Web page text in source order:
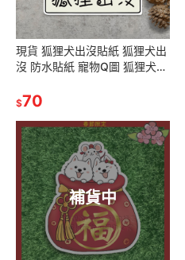
現貨 狐狸犬出沒貼紙 狐狸犬出
沒 防水貼紙 寵物Q圖 狐狸犬
$70
補貨中